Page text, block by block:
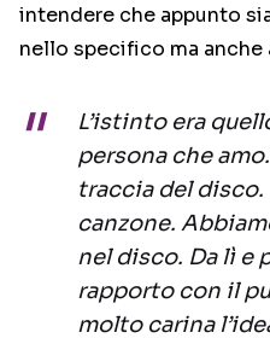
intendere che appunto
nello specifico ma anche
L’istinto era
persona che
traccia del disco.
canzone.
nel disco. Da lì e
rapporto con il
molto carina